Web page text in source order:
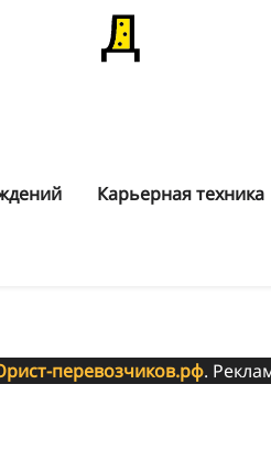
Карьерная техника
перевозчиков.рф.